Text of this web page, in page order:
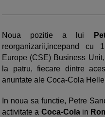
Noua pozitie a lui
reorganizarii,incepand cu
Europe (CSE) Business
la patru, fiecare dintre
anuntate ale Coca-Cola
In noua sa functie, Petre
activitate a Coca-Colain